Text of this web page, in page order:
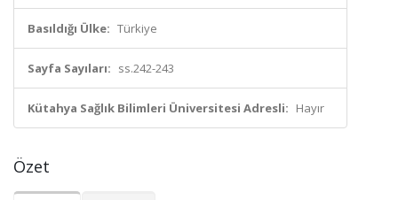
Basıldığı Ülke: Türkiye
Sayfa Sayıları: ss.242-243
Kütahya Sağlık Bilimleri Üniversitesi Adresli: Hayır
Özet